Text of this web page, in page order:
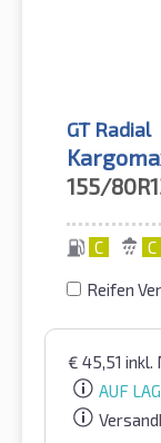
GT Radial
155/
C C
Reifen
€ 45,51 inkl.
AUF